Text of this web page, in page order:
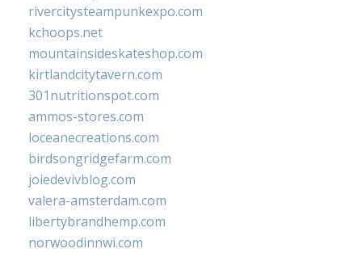
rivercitysteampunkexpo.com
kchoops.net
mountainsideskateshop.com
kirtlandcitytavern.com
301nutritionspot.com
ammos-stores.com
loceanecreations.com
birdsongridgefarm.com
joiedevivblog.com
valera-amsterdam.com
libertybrandhemp.com
norwoodinnwi.com